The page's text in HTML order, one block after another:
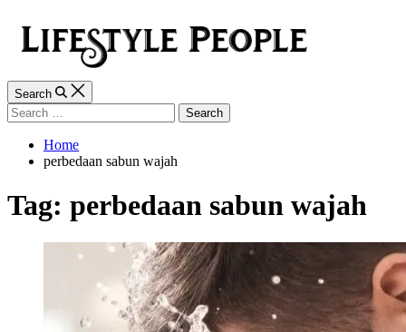
Search
Search
for:
Home
perbedaan sabun wajah
Tag: perbedaan sabun wajah